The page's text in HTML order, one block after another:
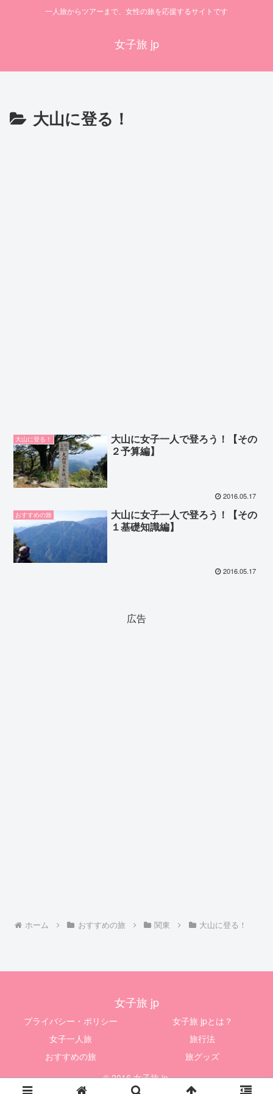
一人旅からツアーまで、女性の旅を応援するサイトです
女子旅 jp
大山に登る！
大山に登る！
大山に女子一人で登ろう！【その
２予算編】
2016.05.17
おすすめの旅
大山に女子一人で登ろう！【その
１基礎知識編】
2016.05.17
広告
ホーム おすすめの旅 関東 大山に登る！
女子旅 jp
プライバシー・ポリシー
女子旅 jpとは？
女子一人旅
旅行法
おすすめの旅
旅グッズ
© 2016 女子旅 jp.